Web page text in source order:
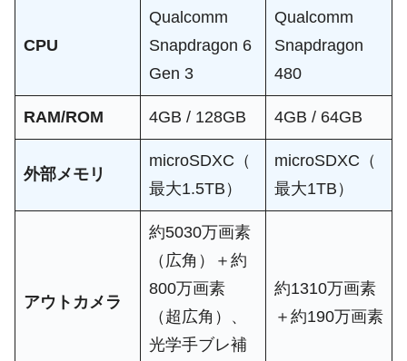
CPU
Qualcomm
Snapdragon 6
Gen 3
Qualcomm
Snapdragon
480
RAM/ROM 4GB / 128GB 4GB / 64GB
外部メモリ
microSDXC（
最大1.5TB）
microSDXC（
最大1TB）
アウトカメラ
約5030万画素
（広角）＋約
800万画素
（超広角）、
光学手ブレ補
約1310万画素
＋約190万画素